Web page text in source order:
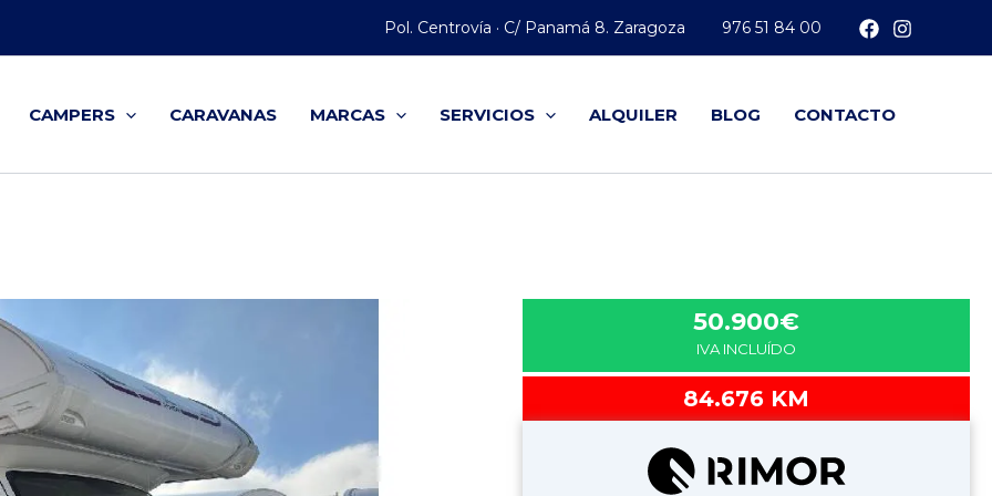
Pol. Centrovía · C/ Panamá 8. Zaragoza 976 51 84 00
CAMPERS CARAVANAS MARCAS SERVICIOS ALQUILER BLOG CONTACTO
50.900€
IVA INCLUÍDO
84.676 KM